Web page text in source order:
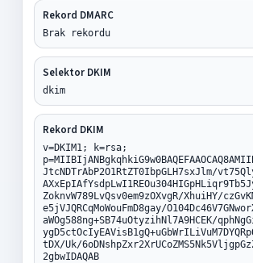
Rekord DMARC
Brak rekordu
Selektor DKIM
dkim
Rekord DKIM
v=DKIM1; k=rsa;
JtcNDTrAbP2O1RtZT0IbpGLH7sxJlm/
ZoknvW789LvQsv0em9zOXvgR/XhuiHY/
e5jVJQRCqMoWouFmD8gay/
aWOg588ng+SB74uOtyzihNl7A9HCEK/
tDX/Uk/
2gbwIDAQAB